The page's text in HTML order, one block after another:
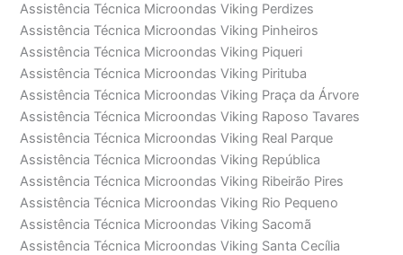
Assistência Técnica Microondas Viking Perdizes
Assistência Técnica Microondas Viking Pinheiros
Assistência Técnica Microondas Viking Piqueri
Assistência Técnica Microondas Viking Pirituba
Assistência Técnica Microondas Viking Praça da Árvore
Assistência Técnica Microondas Viking Raposo Tavares
Assistência Técnica Microondas Viking Real Parque
Assistência Técnica Microondas Viking República
Assistência Técnica Microondas Viking Ribeirão Pires
Assistência Técnica Microondas Viking Rio Pequeno
Assistência Técnica Microondas Viking Sacomã
Assistência Técnica Microondas Viking Santa Cecília